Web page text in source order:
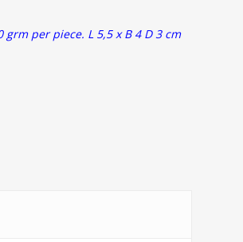
grm per piece. L 5,5 x B 4 D 3 cm